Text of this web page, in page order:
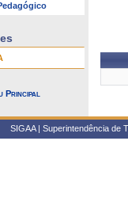
Principal
SIGAA | Superintendência de